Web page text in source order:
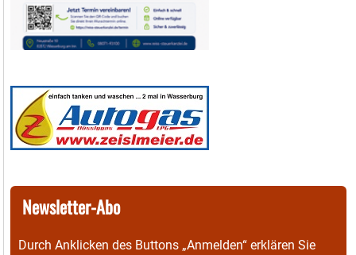
Newsletter-Abo
Durch Anklicken des Buttons „Anmelden“ erklären Sie